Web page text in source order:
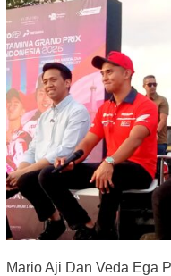
Mario Aji Dan Veda Ega